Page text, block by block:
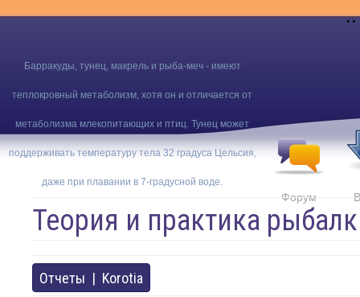
..
Барракуды, тунец, макрель и рыба-меч - имеют
теплокровный метаболизм, хотя он и отличается от
метаболизма млекопитающих и птиц. Тунец может
поддерживать температуру тела 32 градуса Цельсия,
даже при плавании в 7-градусной воде.
Форум
Теория и практика
Отчеты | Korotia